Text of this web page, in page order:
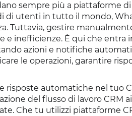
sempre più a piattaforme
di utenti in tutto il mondo,
Tuttavia, gestire
e inefficienze. È qui che entra
azioni e notifiche
le operazioni, garantire
risposte automatiche nel tuo
del flusso di lavoro CRM
Che tu utilizzi piattaforme